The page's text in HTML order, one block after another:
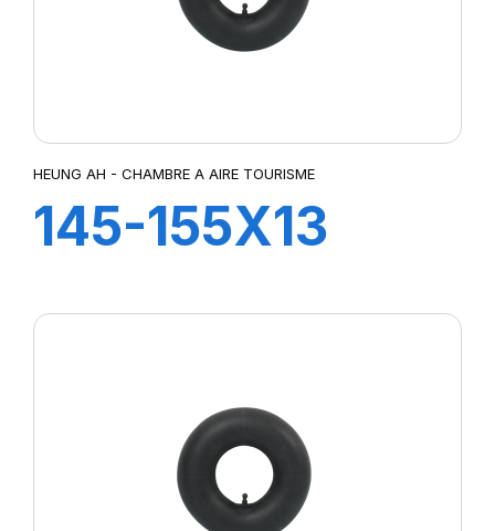
HEUNG AH - CHAMBRE A AIRE TOURISME
145-155X13